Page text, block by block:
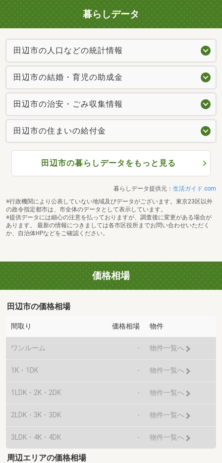
暮らしデータ
田辺市の人口などの統計情報
田辺市の結婚・育児の助成金
田辺市の治安・ごみ収集情報
田辺市の住まいの給付金
田辺市の暮らしデータをもっと見る
暮らしデータ提供元： 生活ガイド.com
※行政機関により公表していない地域及びデータがございます。東京23区以外
の政令指定都市は、市全体のデータとして表示しています。
※提供データには細心の注意を払っておりますが、調査後に変更がある場合が
あります。 最新の情報につきましては各市区役所までお問い合わせいただく
か、自治体HPなどをご確認ください。
価格相場
田辺市の価格相場
間取り 価格相場 物件
ワンルーム - 物件一覧へ
1K・1DK - 物件一覧へ
1LDK・2K・2DK - 物件一覧へ
2LDK・3K・3DK - 物件一覧へ
3LDK・4K・4DK - 物件一覧へ
周辺エリアの価格相場